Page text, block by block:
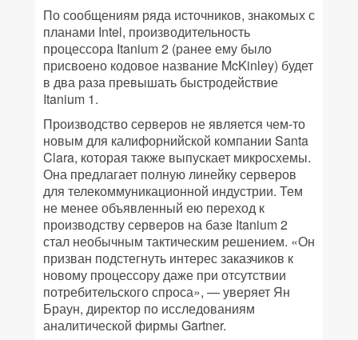
По сообщениям ряда источников, знакомых с
планами Intel, производительность
процессора Itanium 2 (ранее ему было
присвоено кодовое название McKinley) будет
в два раза превышать быстродействие
Itanium 1.
Производство серверов не является чем-то
новым для калифорнийской компании Santa
Clara, которая также выпускает микросхемы.
Она предлагает полную линейку серверов
для телекоммуникационной индустрии. Тем
не менее объявленный ею переход к
производству серверов на базе Itanium 2
стал необычным тактическим решением. «Он
призван подстегнуть интерес заказчиков к
новому процессору даже при отсутствии
потребительского спроса», — уверяет Ян
Браун, директор по исследованиям
аналитической фирмы Gartner.